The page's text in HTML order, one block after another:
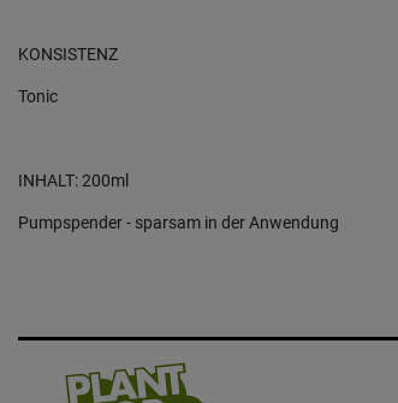
KONSISTENZ
Tonic
INHALT: 200ml
Pumpspender - sparsam in der Anwendung